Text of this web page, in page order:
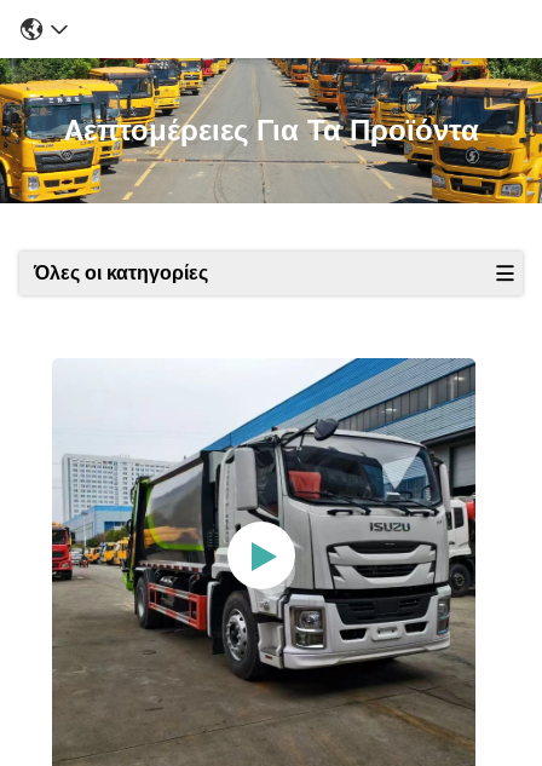
Λεπτομέρειες Για Τα Προϊόντα
Όλες οι κατηγορίες